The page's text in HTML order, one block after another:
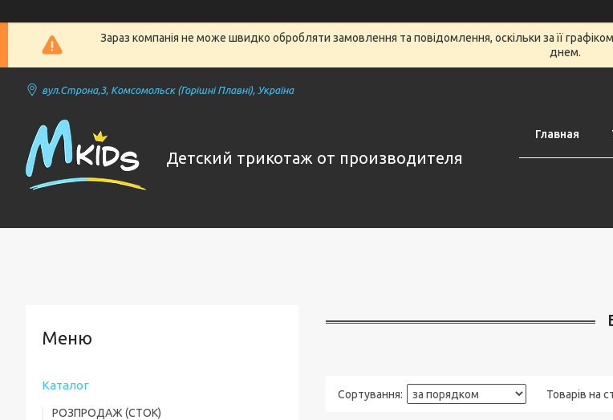
Зараз компанія не може швидко обробляти замовлення та повідомлення, оскільки за її
днем.
вул.Строна,3, Комсомольск (Горішні Плавні), Україна
Детский трикотаж от производителя
Главная
Каталог
РОЗПРОДАЖ (СТОК)